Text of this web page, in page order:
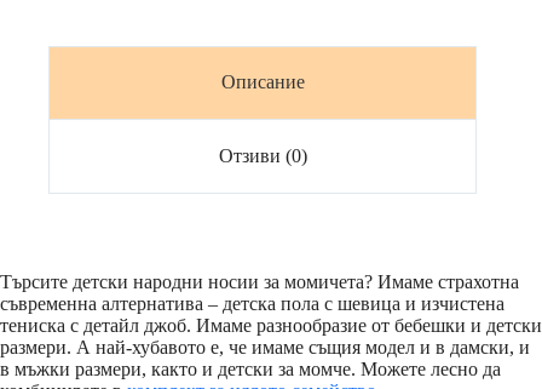
Описание
Отзиви (0)
Търсите детски народни носии за момичета? Имаме страхотна
съвременна алтернатива – детска пола с шевица и изчистена
тениска с детайл джоб. Имаме разнообразие от бебешки и детски
размери. А най-хубавото е, че имаме същия модел и в дамски, и
в мъжки размери, както и детски за момче. Можете лесно да